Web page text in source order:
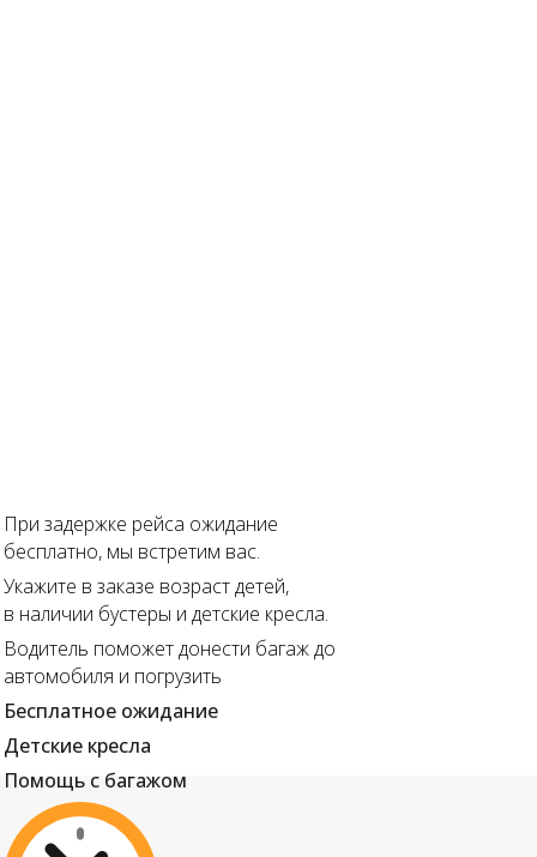
При задержке рейса ожидание
бесплатно, мы встретим вас.
Укажите в заказе возраст детей,
в наличии бустеры и детские кресла.
Водитель поможет донести багаж до
автомобиля и погрузить
Бесплатное ожидание
Детские кресла
Помощь с багажом